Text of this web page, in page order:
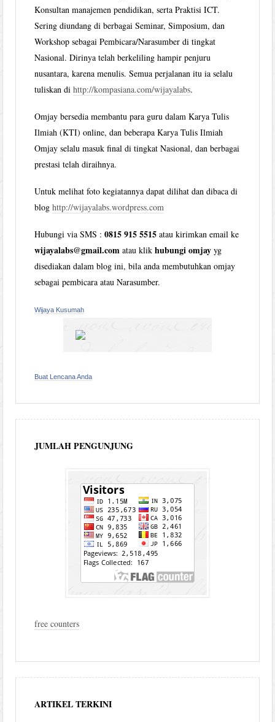
Konsultan manajemen pendidikan, serta Praktisi ICT.
Sering diundang di berbagai Seminar, Simposium, dan
Workshop sebagai Pembicara/Narasumber di tingkat
Nasional. Dirinya telah berkeliling hampir penjuru
nusantara, karena menulis. Semua perjalanan itu ia selalu
tuliskan dihttp://kompasiana.com/wijayalabs.
Omjay bersedia membantu para guru dalam Karya Tulis
Ilmiah (KTI) online, dan beberapa Karya Tulis Ilmiah
Omjay selalu masuk final di tingkat Nasional, dan berbagai
prestasi telah diraihnya.
Untuk melihat foto kegiatannya dapat dilihat dan dibaca di
bloghttp://wijayalabs.wordpress.com
Hubungi via SMS :0815 915 5515 atau kirimkan email ke
wijayalabs@gmail.com atau klikhubungi omjay yg
disediakan dalam blog ini, bila anda membutuhkan omjay
sebagai pembicara atau Narasumber.
Wijaya Kusumah
Buat Lencana Anda
JUMLAH PENGUNJUNG
free counters
ARTIKEL TERKINI